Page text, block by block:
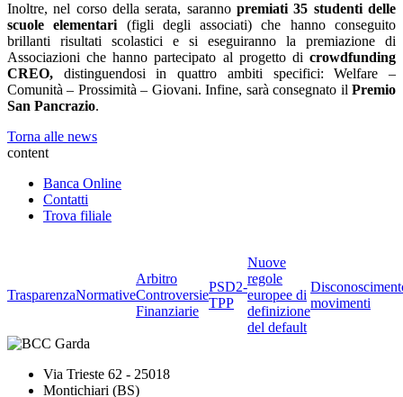
Inoltre, nel corso della serata, saranno premiati 35 studenti delle
scuole elementari (figli degli associati) che hanno conseguito
brillanti risultati scolastici e si eseguiranno la premiazione di
Associazioni che hanno partecipato al progetto di crowdfunding
CREO, distinguendosi in quattro ambiti specifici: Welfare –
Comunità – Prossimità – Giovani. Infine, sarà consegnato il Premio
San Pancrazio.
Torna alle news
content
Banca Online
Contatti
Trova filiale
TrasparenzaNormative
Arbitro
Controversie
Finanziarie
PSD2-
TPP
Nuove
regole
europee di
definizione
del default
movimenti
Via Trieste 62 - 25018
Montichiari (BS)